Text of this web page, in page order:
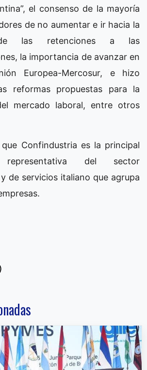
el consenso de la mayoría
de no aumentar e ir hacia la
de las retenciones a las
la importancia de avanzar en
Europea-Mercosur, e hizo
reformas propuestas para la
mercado laboral, entre otros
Confindustria es la principal
representativa del sector
de servicios italiano que agrupa